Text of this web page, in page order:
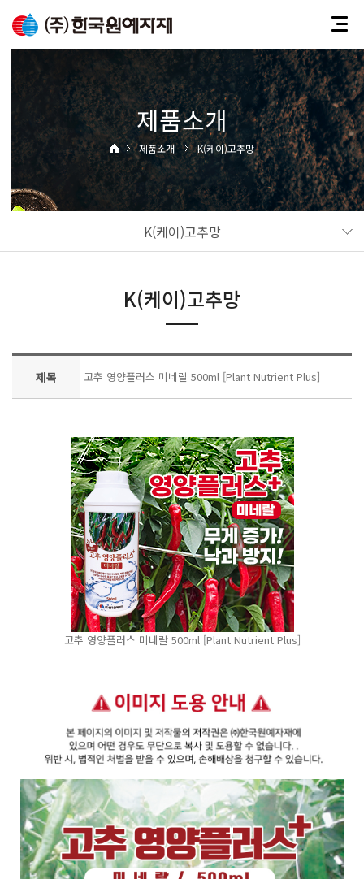
제품소개
제품소개 K(케이)고추망
K(케이)고추망
K(케이)고추망
제목 고추 영양플러스 미네랄 500ml [Plant Nutrient Plus]
고추 영양플러스 미네랄 500ml [Plant Nutrient Plus]